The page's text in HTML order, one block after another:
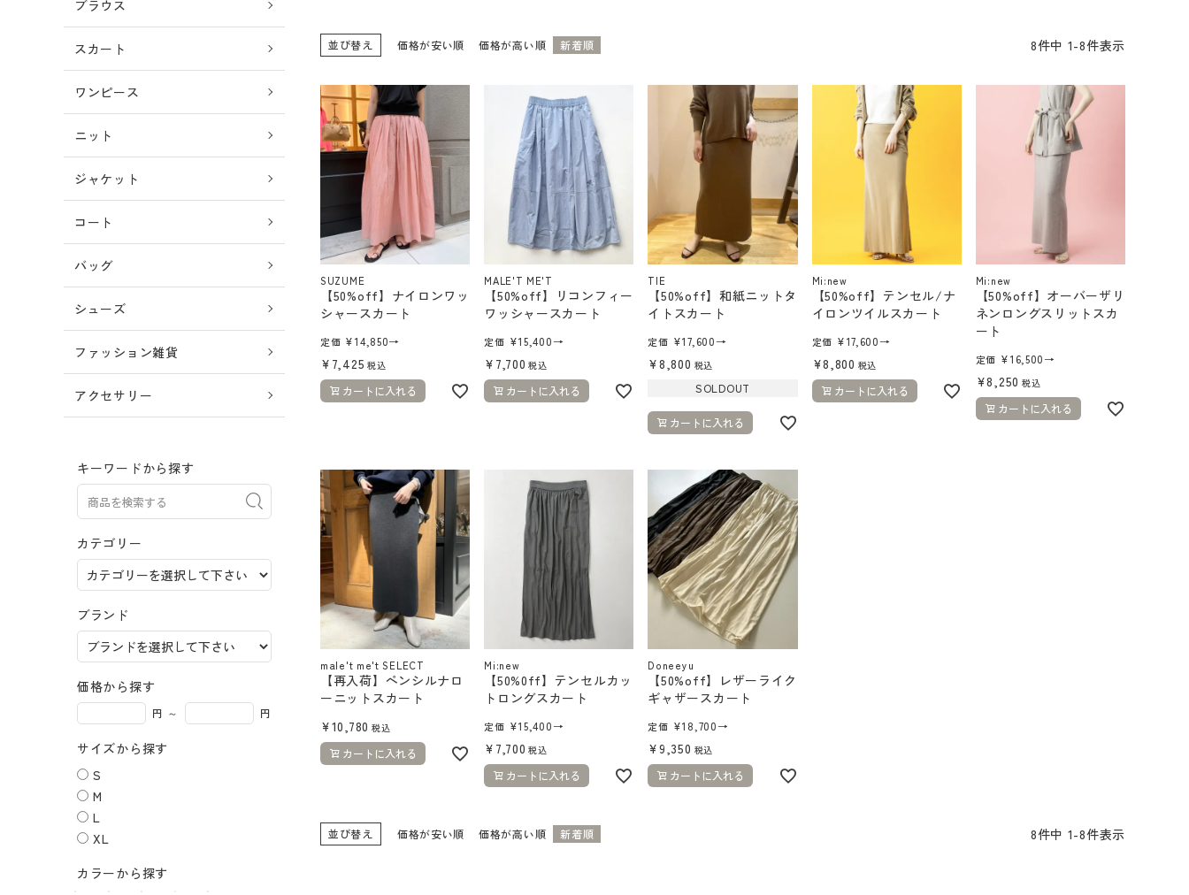
お問い合わせ
ショッピングガイド
よくあるご質問
DAKESHITA CO.,LTD.
採用情報
ブラウス
スカート
ワンピース
ニット
ジャケット
コート
バッグ
シューズ
ファッション雑貨
アクセサリー
キーワードから探す
カテゴリー
ブランド
価格から探す
円 ～ 円
サイズから探す
S
M
L
XL
カラーから探す
並び替え 価格が安い順 価格が高い順 新着順 8件中 1-8件表示
SUZUME
【50%off】ナイロンワッ
シャースカート
定価 ¥14,850→
¥ 7,425 税込
カートに入れる
MALE'T ME'T
【50%off】リコンフィー
ワッシャースカート
定価 ¥15,400→
¥ 7,700 税込
カートに入れる
TIE
【50%off】和紙ニットタ
イトスカート
定価 ¥17,600→
¥8,800 税込
SOLDOUT
カートに入れる
Mi:new
【50%off】テンセル/ナ
イロンツイルスカート
定価 ¥17,600→
¥8,800 税込
カートに入れる
Mi:new
【50%off】オーバーザリ
ネンロングスリットスカ
ート
定価 ¥16,500→
¥8,250 税込
カートに入れる
male't me't SELECT
【再入荷】ペンシルナロ
ーニットスカート
¥10,780 税込
カートに入れる
Mi:new
【50%0ff】テンセルカッ
トロングスカート
定価 ¥15,400→
¥ 7,700 税込
カートに入れる
Doneeyu
【50%off】レザーライク
ギャザースカート
定価 ¥18,700→
¥9,350 税込
カートに入れる
並び替え 価格が安い順 価格が高い順 新着順 8件中 1-8件表示